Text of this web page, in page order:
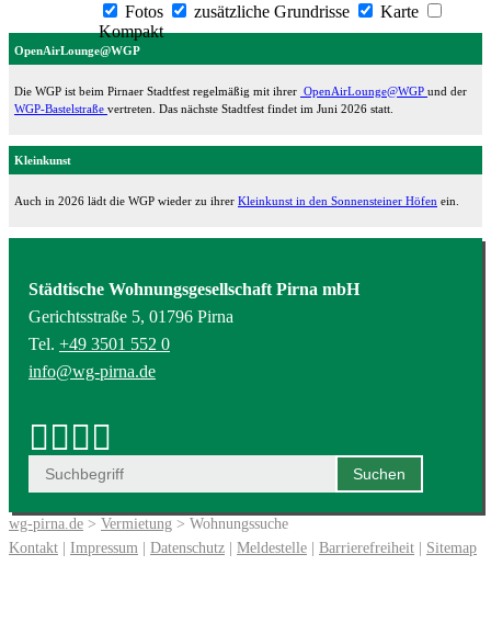
Fotos
zusätzliche Grundrisse
Karte
Kompakt
OpenAirLounge@WGP
Die WGP ist beim Pirnaer Stadtfest regelmäßig mit ihrer OpenAirLounge@WGP und der
WGP-Bastelstraße vertreten. Das nächste Stadtfest findet im Juni 2026 statt.
Kleinkunst
Auch in 2026 lädt die WGP wieder zu ihrer Kleinkunst in den Sonnensteiner Höfen ein.
Städtische Wohnungsgesellschaft Pirna mbH
Gerichtsstraße 5, 01796 Pirna
Tel. +49 3501 552 0
info@wg-pirna.de
wg-pirna.de > Vermietung > Wohnungssuche
Kontakt | Impressum | Datenschutz | Meldestelle | Barrierefreiheit | Sitemap